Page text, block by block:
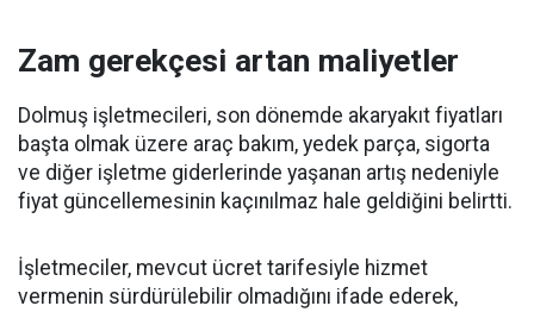
Zam gerekçesi artan maliyetler
Dolmuş işletmecileri, son dönemde akaryakıt fiyatları
başta olmak üzere araç bakım, yedek parça, sigorta
ve diğer işletme giderlerinde yaşanan artış nedeniyle
fiyat güncellemesinin kaçınılmaz hale geldiğini belirtti.
İşletmeciler, mevcut ücret tarifesiyle hizmet
vermenin sürdürülebilir olmadığını ifade ederek,